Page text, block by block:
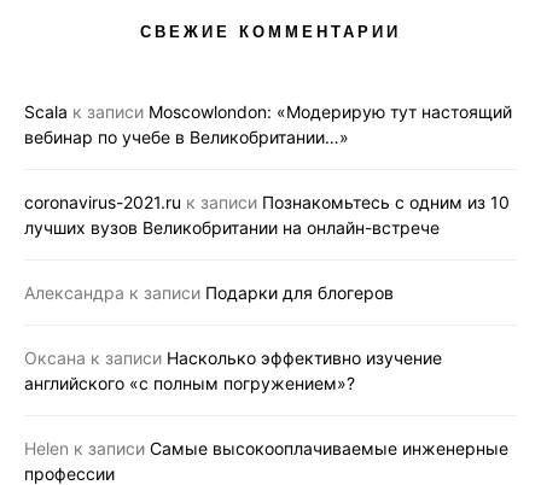
СВЕЖИЕ КОММЕНТАРИИ
Scala к записи Moscowlondon: «Модерирую тут настоящий
вебинар по учебе в Великобритании…»
coronavirus-2021.ru к записи Познакомьтесь с одним из 10
лучших вузов Великобритании на онлайн-встрече
Александра к записи Подарки для блогеров
Оксана к записи Насколько эффективно изучение
английского «с полным погружением»?
Helen к записи Самые высокооплачиваемые инженерные
профессии